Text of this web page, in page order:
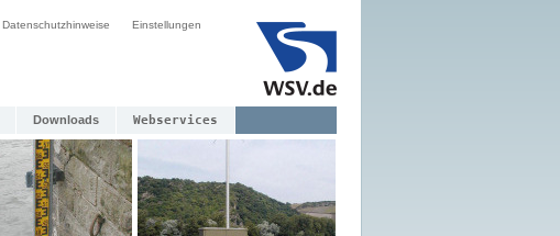
Datenschutzhinweise Einstellungen
Downloads Webservices